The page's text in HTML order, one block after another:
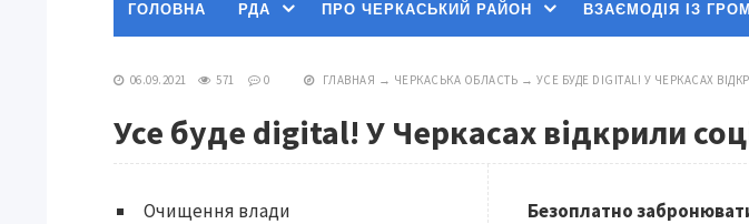
ГОЛОВНА РДА ПРО ЧЕРКАСЬКИЙ РАЙОН ВЗАЄМОДІЯ ІЗ
06.09.2021 571 0 ГЛАВНАЯ → ЧЕРКАСЬКА ОБЛАСТЬ → УСЕ БУДЕ DIGITAL! У ЧЕРКАСАХ
Усе буде digital! У Черкасах відкрили
Безоплатно
Очищення влади